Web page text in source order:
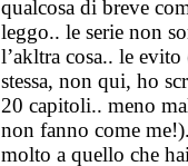
qualcosa di breve
leggo.. le serie non
l’akltra cosa.. le
stessa, non qui, ho
20 capitoli.. meno
non fanno come
molto a quello che